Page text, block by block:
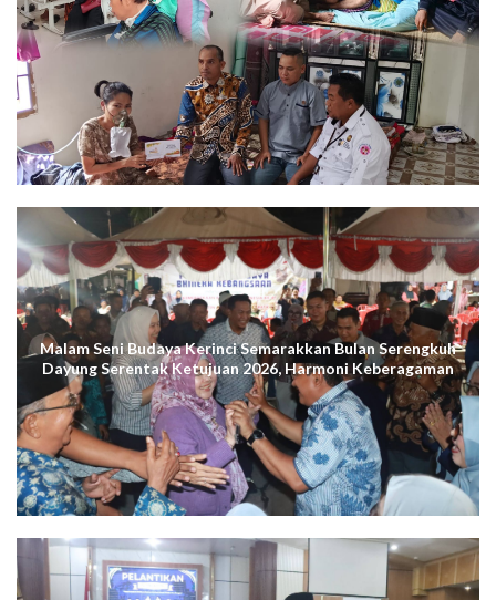
Malam Seni Budaya Kerinci Semarakkan Bulan Serengkuh
Dayung Serentak Ketujuan 2026, Harmoni Keberagaman
Terus Menggema di Kuala Tungkal